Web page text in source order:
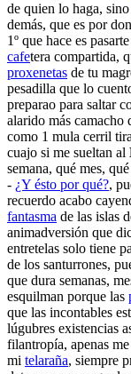
de quien lo haga,
demás, que es por
1º que hace es
cafetera compartida,
proxenetas de tu
pesadilla que lo
preparao para saltar
alarido más camacho
como 1 mula cerril
cuajo si me sueltan al
semana, qué mes,
- ¿Y ésto por qué?,
recuerdo acabo
fantasma de las islas
animadversión que
entretelas solo tiene
de los santurrones,
que dura semanas,
esquilman porque las
que las incontables
lúgubres existencias
filantropía, apenas
mi telaraña, siempre